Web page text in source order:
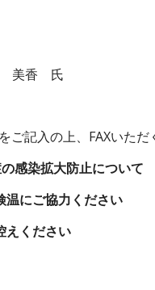
美香 氏
ご記入の上、FAXいた
感染拡大防止について
温にご協力ください
えください